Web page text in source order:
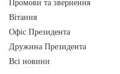
Вiтання
Офіс Президента
Дружина Президента
Всі новини